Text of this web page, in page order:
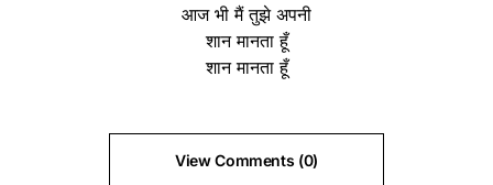
आज भी मैं तुझे अपनी
शान मानता हूँ
शान मानता हूँ
View Comments (0)